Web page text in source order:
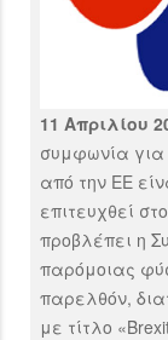
11 Απριλίου
συμφωνία για
από την ΕΕ
επιτευχθεί
προβλέπει η
παρόμοιας
παρελθόν,
με τίτλο